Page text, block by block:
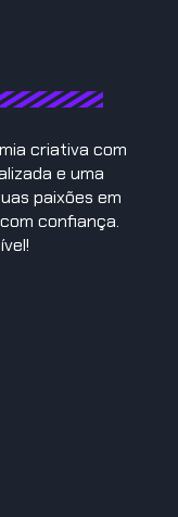
criativa com
e uma
paixões em
confiança.